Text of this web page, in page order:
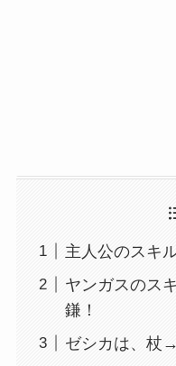
主人公のスキ
ヤンガスのス
鎌！
ゼシカは、杖